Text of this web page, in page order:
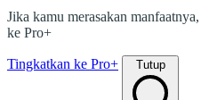
Jika kamu merasakan
ke Pro+
Tingkatkan ke Pro+ Tutup